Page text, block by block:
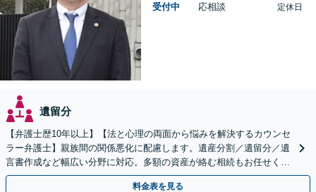
受付中
応相談
定休日
遺留分
【弁護士歴10年以上】【法と心理の両面から悩みを解決するカウンセ
ラー弁護士】親族間の関係悪化に配慮します。遺産分割／遺留分／遺
言書作成など幅広い分野に対応。多額の資産が絡む相続もお任せくだ
さい。【夜間・休日の相談可能】【駐車場完備】
料金表を見る